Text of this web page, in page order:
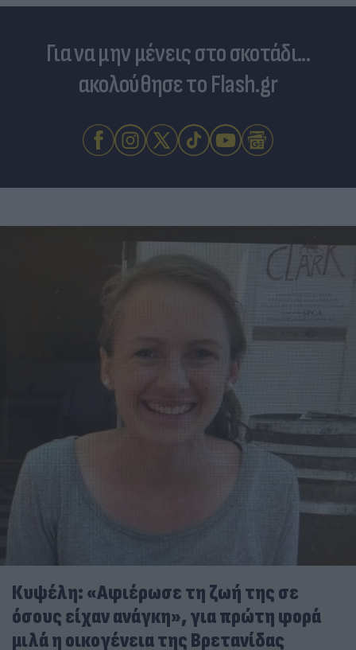
Για να μην μένεις στο σκοτάδι...
ακολούθησε το Flash.gr
Κυψέλη: «Αφιέρωσε τη ζωή της σε
όσους είχαν ανάγκη», για πρώτη φορά
μιλά η οικογένεια της Βρετανίδας